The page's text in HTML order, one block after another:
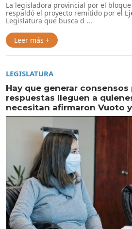
La legisladora provincial por el bloque
respaldó el proyecto remitido por el
Legislatura que busca d ...
Leer más +
LEGISLATURA
Hay que generar
respuestas lleguen a
necesitan afirmaron Vuoto